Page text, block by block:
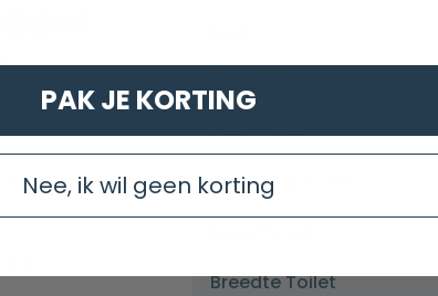
Kleur Toilet
Materiaal Toilet
Breedte Toilet
PAK JE KORTING
Nee, ik wil geen korting